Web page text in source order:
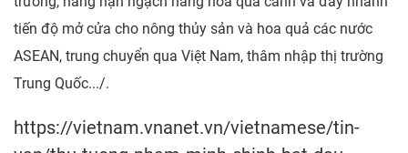
tiến độ mở cửa cho nông thủy sản và hoa quả các nước
ASEAN, trung chuyển qua Việt Nam, thâm nhập thị trường
Trung Quốc.../.
https://vietnam.vnanet.vn/vietnamese/tin-